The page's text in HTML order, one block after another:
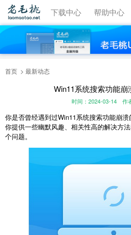
视频教程 下载中心 帮助中心
首页 最新动态
Win11系统搜索功能崩
时间：2024-03-14 作
你是否曾经遇到过Win11系统搜索功能崩
你提供一些幽默风趣、相关性高的解决方
个问题。